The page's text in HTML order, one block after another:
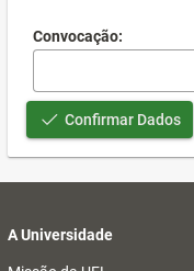
Convocação:
Confirmar Dados
A Universidade